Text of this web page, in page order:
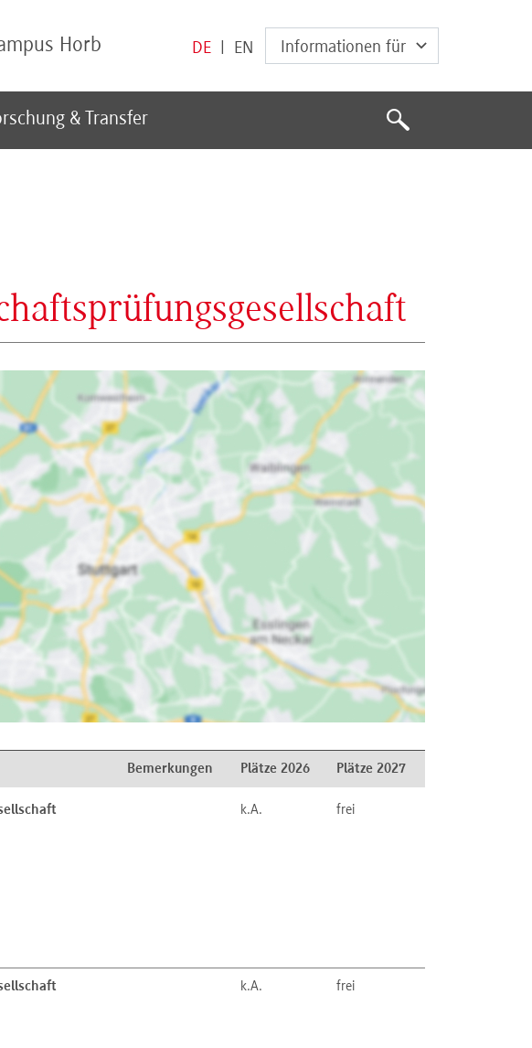
Horb DE EN Informationen für
& Transfer
Suche
Suche
Bemerkungen Plätze 2026 Plätze 2027
k.A. frei
k.A. frei